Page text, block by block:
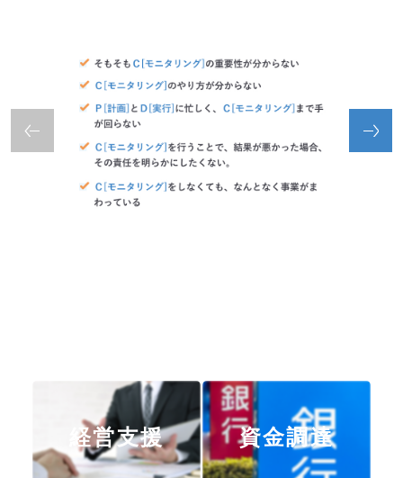
経営支援 資金調達